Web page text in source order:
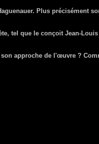
Plus précisément
tel que le conçoit Jean-
approche de l'œuvre ?